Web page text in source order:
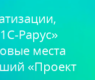
места
«Проект